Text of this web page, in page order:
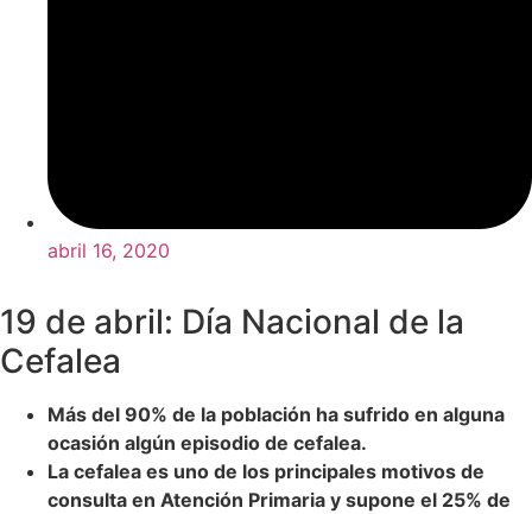
abril 16, 2020
19 de abril: Día Nacional de la
Cefalea
Más del 90% de la población ha sufrido en alguna
ocasión algún episodio de cefalea.
La cefalea es uno de los principales motivos de
consulta en Atención Primaria y supone el 25% de